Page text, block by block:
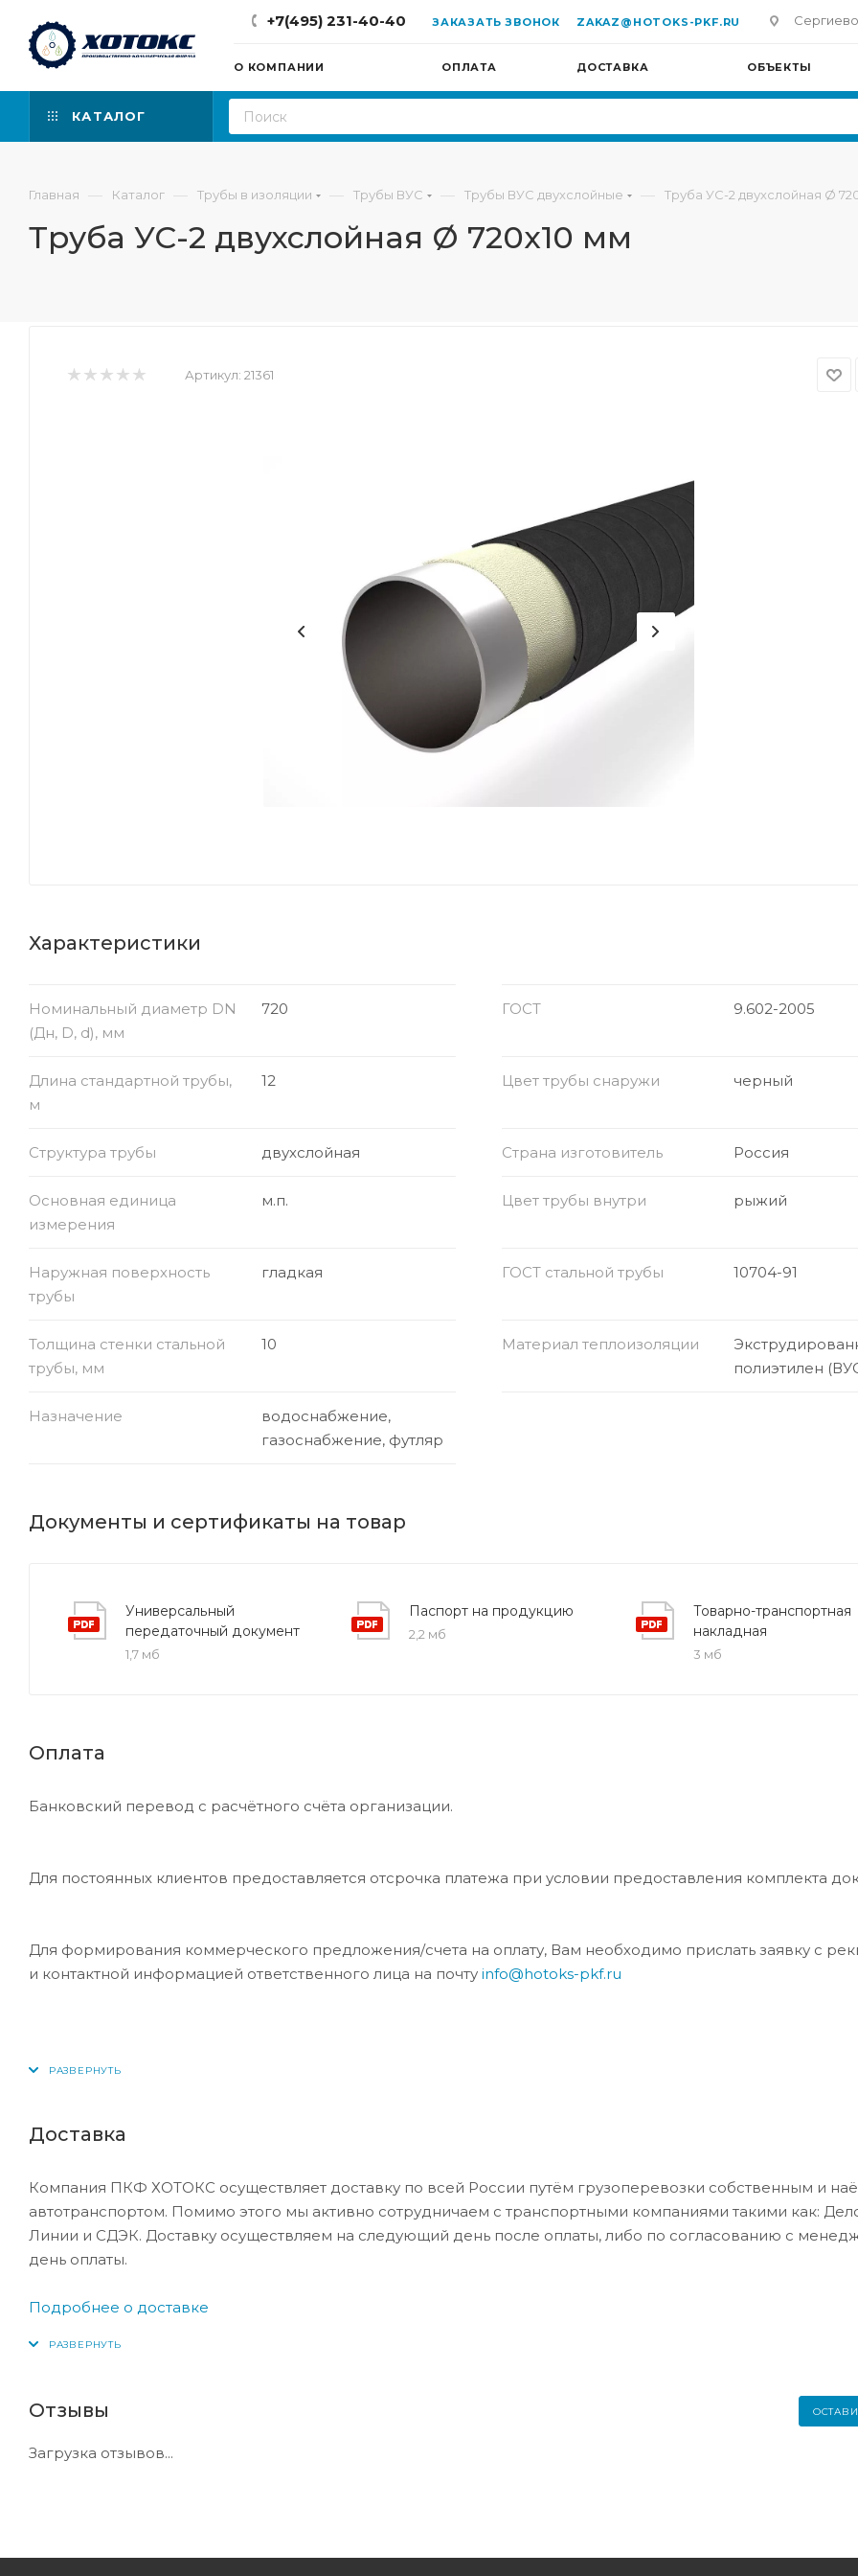
+7(495) 231-40-40 ЗАКАЗАТЬ ЗВОНОК ZAKAZ@HOTOKS-PKF.RU
О КОМПАНИИ ОПЛАТА ДОСТАВКА ОБЪЕКТЫ
КАТАЛОГ
Главная — Каталог — Трубы в изоляции — Трубы ВУС — Трубы ВУС двухслойные — Труба УС-2 двухслойная Ø
Труба УС-2 двухслойная Ø 720х10 мм
Артикул: 21361
Характеристики
Номинальный диаметр DN
(Дн, D, d), мм
720 ГОСТ 9.602-2005
Длина стандартной трубы,
м
12 Цвет трубы снаружи черный
Структура трубы двухслойная Страна изготовитель Россия
Основная единица
измерения
м.п. Цвет трубы внутри рыжий
Наружная поверхность
трубы
гладкая ГОСТ стальной трубы 10704-91
Толщина стенки стальной
трубы, мм
10 Материал теплоизоляции
полиэтилен
Назначение
водоснабжение,
газоснабжение, футляр
Документы и сертификаты на товар
Универсальный
передаточный документ
1,7 мб
Паспорт на продукцию
2,2 мб
Товарно-транспортная
накладная
3 мб
Оплата
Банковский перевод с расчётного счёта организации.
Для постоянных клиентов предоставляется отсрочка платежа при условии предоставления комплекта
Для формирования коммерческого предложения/счета на оплату, Вам необходимо прислать заявку с
и контактной информацией ответственного лица на почту info@hotoks-pkf.ru
Доставка
Компания ПКФ ХОТОКС осуществляет доставку по всей России путём грузоперевозки собственным и
автотранспортом. Помимо этого мы активно сотрудничаем с транспортными компаниями такими как:
Линии и СДЭК. Доставку осуществляем на следующий день после оплаты, либо по согласованию с
день оплаты.
Подробнее о доставке
Отзывы
Загрузка отзывов...